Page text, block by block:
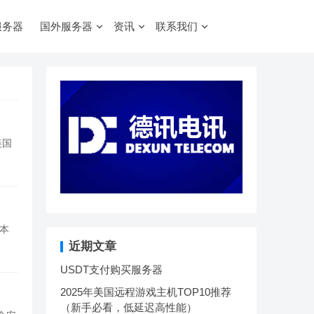
器 国外服务器 资讯 联系我们
近期文章
USDT支付购买服务器
2025年美国远程游戏主机TOP10推荐
（新手必看，低延迟高性能）